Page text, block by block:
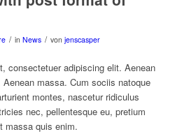
/ in News / von jenscasper
consectetuer adipiscing elit. Aenean
massa. Cum sociis natoque
montes, nascetur ridiculus
nec, pellentesque eu, pretium
massa quis enim.